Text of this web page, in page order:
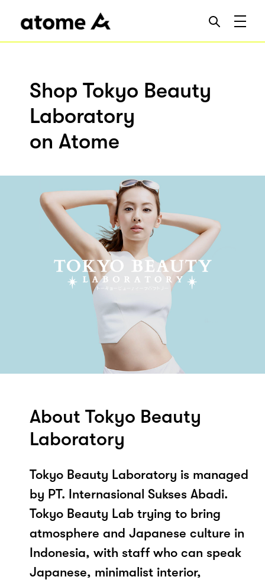
Shop Tokyo Beauty
Laboratory
on Atome
About Tokyo Beauty
Laboratory
Tokyo Beauty Laboratory is managed
by PT. Internasional Sukses Abadi.
Tokyo Beauty Lab trying to bring
atmosphere and Japanese culture in
Indonesia, with staff who can speak
Japanese, minimalist interior,